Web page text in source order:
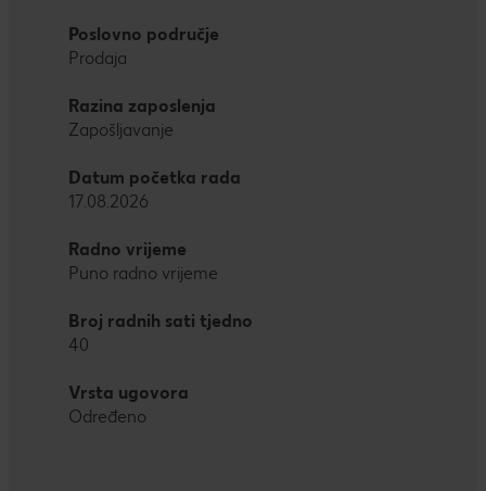
Poslovno područje
Prodaja
Razina zaposlenja
Zapošljavanje
Datum početka rada
17.08.2026
Radno vrijeme
Puno radno vrijeme
Broj radnih sati tjedno
40
Vrsta ugovora
Određeno